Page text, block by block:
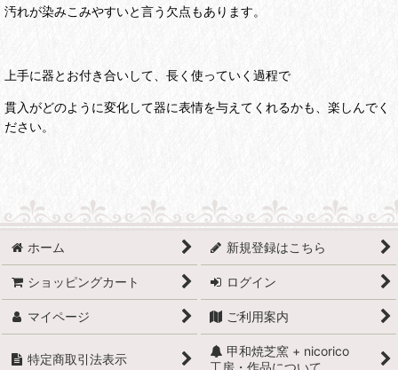
汚れが染みこみやすいと言う欠点もあります。
上手に器とお付き合いして、長く使っていく過程で
貫入がどのように変化して器に表情を与えてくれるかも、楽しんでく
ださい。
ホーム 新規登録はこちら
ショッピングカート ログイン
マイページ ご利用案内
特定商取引法表示
甲和焼芝窯 + nicorico